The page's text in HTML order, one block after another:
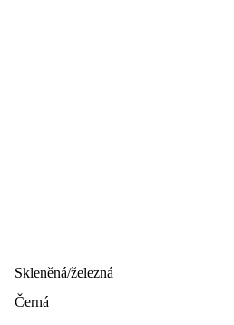
Skleněná/železná
Černá